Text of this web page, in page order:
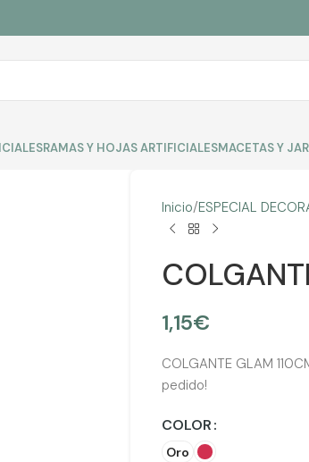
RAMAS Y HOJAS ARTIFICIALESMACETAS Y
Inicio ESPECIAL
1,15€
COLGANTE GLAM
pedido!
COLOR
Oro